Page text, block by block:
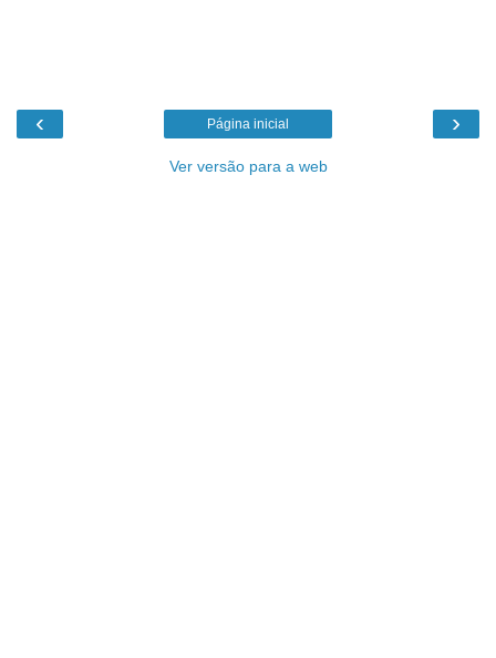
‹ ›
Página inicial
Ver versão para a web